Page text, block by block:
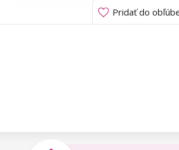
Pridať do